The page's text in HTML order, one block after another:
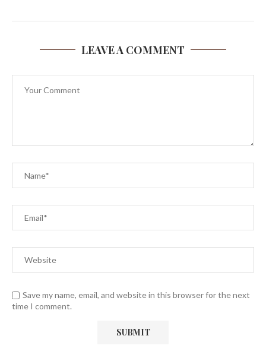
LEAVE A COMMENT
Save my name, email, and website in this browser for the next
time I comment.